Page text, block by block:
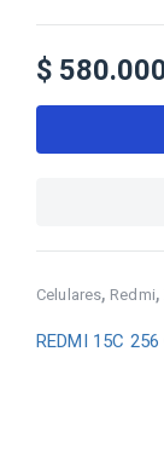
Celulares, Redmi,
REDMI 15C
$